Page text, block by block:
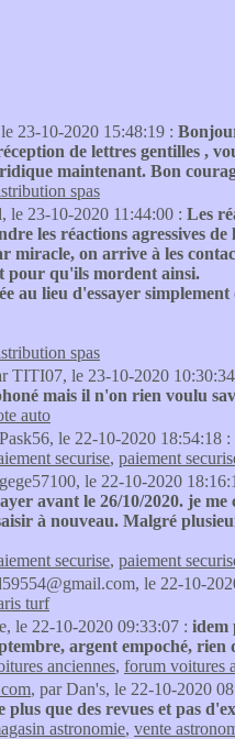
23-10-2020 15:48:19 :
de lettres gentilles ,
maintenant. Bon
spas
le 23-10-2020 11:44:00 : Les
les réactions agressives de
miracle, on arrive à les
pour qu'ils mordent ainsi.
au lieu d'essayer
spas
TITI07, le 23-10-2020
mais il n'on rien voulu
auto
le 22-10-2020 18:54:18 :
securise, paiement
le 22-10-2020
avant le 26/10/2020. je
à nouveau. Malgré
securise, paiement
le 22-10-
turf
le 22-10-2020 09:33:07 : idem
argent empoché,
anciennes, forum voitures
, par Dan's, le 22-10-2020
que des revues et pas
astronomie, vente